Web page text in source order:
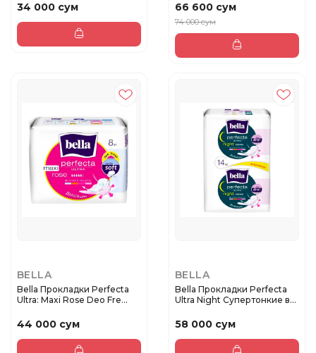
34 000 сум 66 600 сум
74 000 сум
BELLA
Bella Прокладки Perfecta
Ultra: Maxi Rose Deo Fre...
44 000 сум
BELLA
Bella Прокладки Perfecta
Ultra Night Супертонкие в...
58 000 сум